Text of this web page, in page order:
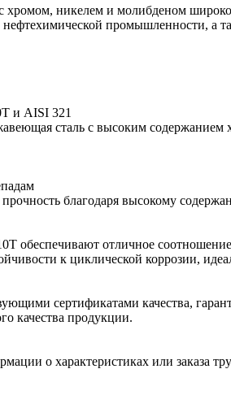
хромом, никелем и молибденом
нефтехимической промышленности, а
и AISI 321
сталь с высоким содержанием
благодаря высокому
отличное соотношение
к циклической коррозии,
сертификатами качества,
качества продукции.
о характеристиках или заказа